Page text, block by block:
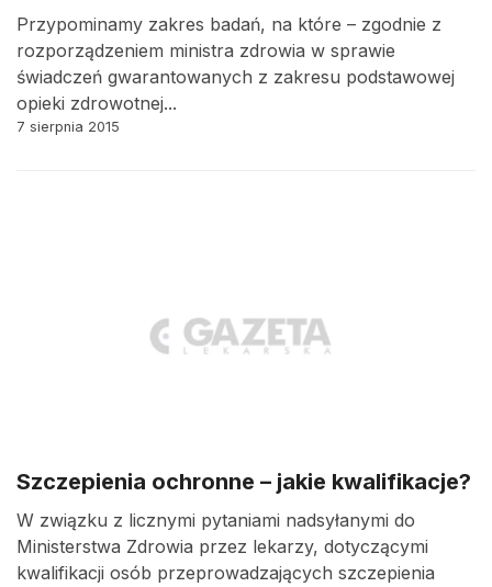
Przypominamy zakres badań, na które – zgodnie z
rozporządzeniem ministra zdrowia w sprawie
świadczeń gwarantowanych z zakresu podstawowej
opieki zdrowotnej...
7 sierpnia 2015
Szczepienia ochronne – jakie kwalifikacje?
W związku z licznymi pytaniami nadsyłanymi do
Ministerstwa Zdrowia przez lekarzy, dotyczącymi
kwalifikacji osób przeprowadzających szczepienia